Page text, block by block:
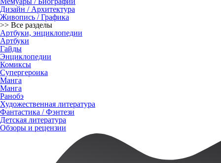
Дизайн / Архитектура
Живопись / Графика
>> Все разделы
Артбуки, энциклопедии
Артбуки
Гайды
Энциклопедии
Комиксы
Супергероика
Манга
Манга
Ранобэ
Художественная литература
Фантастика / Фэнтези
Детская литература
Обзоры и рецензии